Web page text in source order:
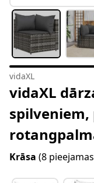
vidaXL
vidaXL
spilveniem,
Krāsa (8